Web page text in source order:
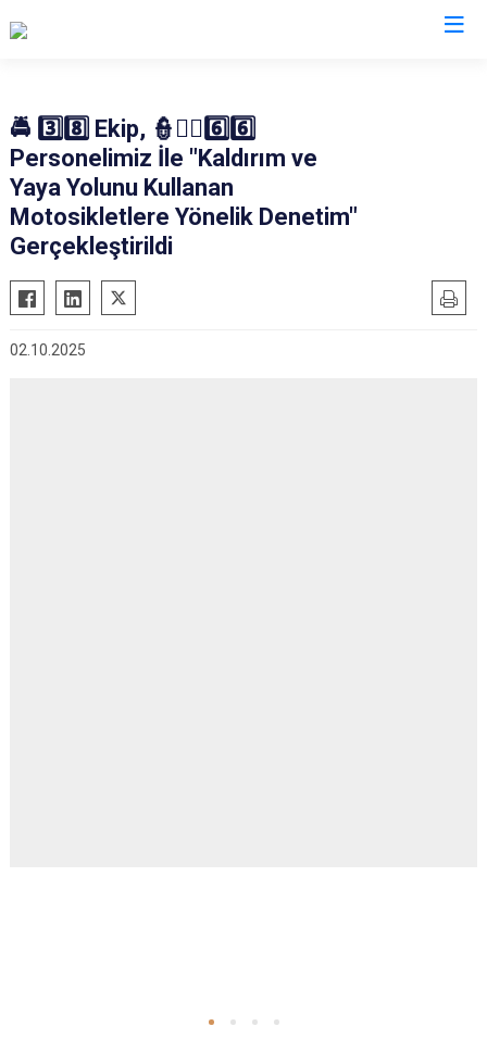
🚔 3️⃣8️⃣ Ekip, 👮👮‍♂️6️⃣6️⃣
Personelimiz İle "Kaldırım ve
Yaya Yolunu Kullanan
Motosikletlere Yönelik Denetim"
Gerçekleştirildi
02.10.2025